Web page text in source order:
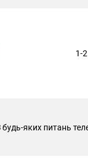
1-
будь-яких питань